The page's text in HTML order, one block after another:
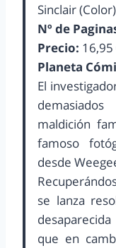
Sinclair (Color)
Nº de
Precio: 16,95
Planeta
El
maldición
famoso
desde
se lanza
que en